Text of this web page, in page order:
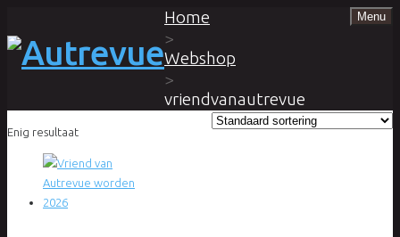
Menu
Home
>
Webshop
>
vriendvanautrevue
Enig resultaat